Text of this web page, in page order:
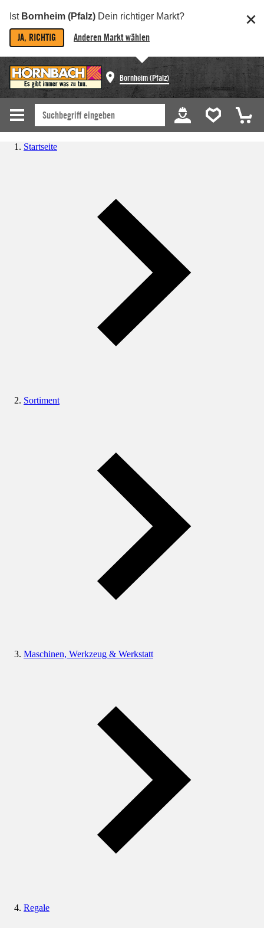
Ist Bornheim (Pfalz) Dein richtiger Markt?
JA, RICHTIG Anderen Markt wählen
Bornheim (Pfalz)
Startseite
Sortiment
Maschinen, Werkzeug & Werkstatt
Regale